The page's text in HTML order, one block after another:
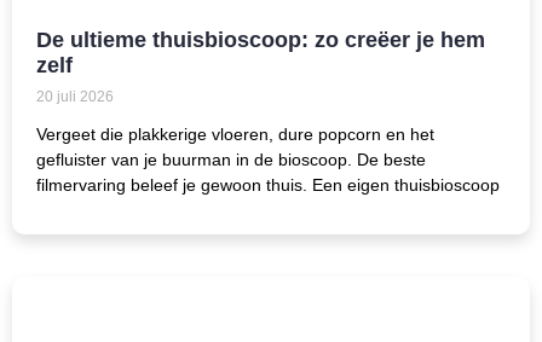
De ultieme thuisbioscoop: zo creëer je hem
zelf
20 juli 2026
Vergeet die plakkerige vloeren, dure popcorn en het
gefluister van je buurman in de bioscoop. De beste
filmervaring beleef je gewoon thuis. Een eigen thuisbioscoop